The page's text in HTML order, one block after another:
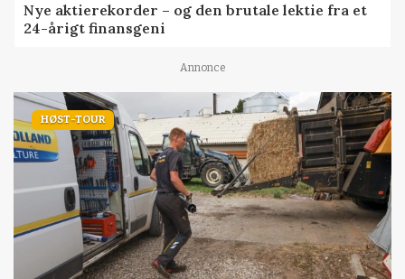
Nye aktierekorder – og den brutale lektie fra et
24-årigt finansgeni
Annonce
HØST-TOUR